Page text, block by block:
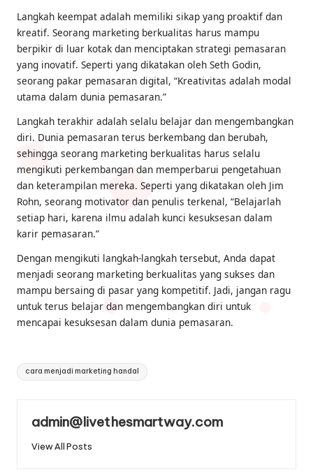
Langkah keempat adalah memiliki sikap yang proaktif dan
kreatif. Seorang marketing berkualitas harus mampu
berpikir di luar kotak dan menciptakan strategi pemasaran
yang inovatif. Seperti yang dikatakan oleh Seth Godin,
seorang pakar pemasaran digital, “Kreativitas adalah modal
utama dalam dunia pemasaran.”
Langkah terakhir adalah selalu belajar dan mengembangkan
diri. Dunia pemasaran terus berkembang dan berubah,
sehingga seorang marketing berkualitas harus selalu
mengikuti perkembangan dan memperbarui pengetahuan
dan keterampilan mereka. Seperti yang dikatakan oleh Jim
Rohn, seorang motivator dan penulis terkenal, “Belajarlah
setiap hari, karena ilmu adalah kunci kesuksesan dalam
karir pemasaran.”
Dengan mengikuti langkah-langkah tersebut, Anda dapat
menjadi seorang marketing berkualitas yang sukses dan
mampu bersaing di pasar yang kompetitif. Jadi, jangan ragu
untuk terus belajar dan mengembangkan diri untuk
mencapai kesuksesan dalam dunia pemasaran.
Tags:
cara menjadi marketing handal
admin@livethesmartway.com
View All Posts